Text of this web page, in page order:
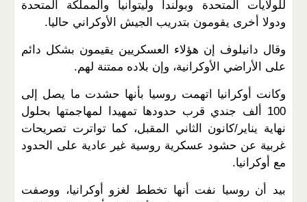
للولايات المتحدة وبولندا وليتوانيا والمملكة المتحدة
ودولا أخرى يقومون بتدريب الجيش الأوكراني حاليا.
وقال دانيلوف إن هؤلاء العسكريين يقيمون بشكل دائم
على الأراضي الأوكرانية، وإن بلاده ممتنة لهم.
وكانت أوكرانيا اتهمت روسيا بأنها حشدت ما يصل إلى
100 ألف جندي قرب حدودها تمهيدا لمهاجمتها بحلول
نهاية يناير/كانون الثاني المقبل، كما تواترت تصريحات
غربية عن حشود عسكرية روسية غير عادية على الحدود
مع أوكرانيا.
بيد أن روسيا نفت أنها تخطط لغزو أوكرانيا، ووصفت